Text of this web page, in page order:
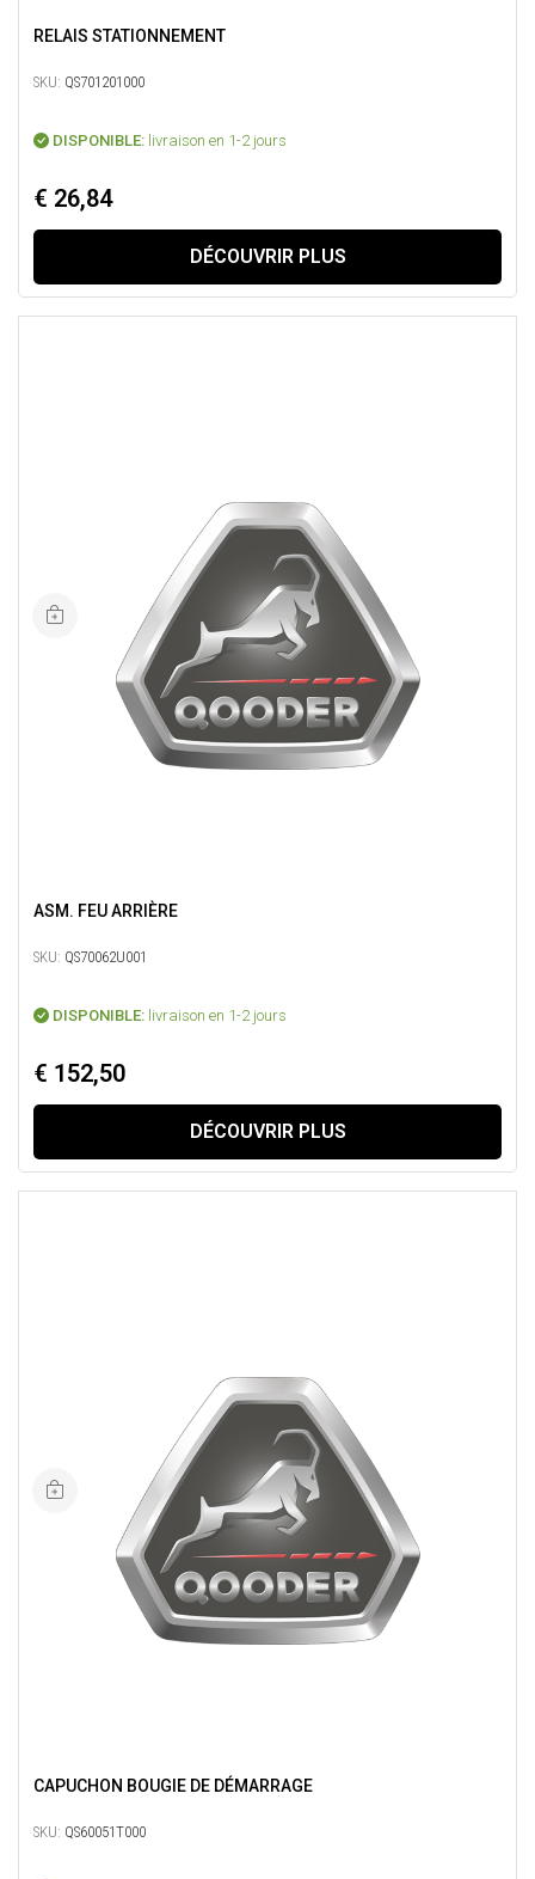
RELAIS STATIONNEMENT
SKU: QS701201000
DISPONIBLE: livraison en 1-2 jours
€ 26,84
DÉCOUVRIR PLUS
ASM. FEU ARRIÈRE
SKU: QS70062U001
DISPONIBLE: livraison en 1-2 jours
€ 152,50
DÉCOUVRIR PLUS
CAPUCHON BOUGIE DE DÉMARRAGE
SKU: QS60051T000